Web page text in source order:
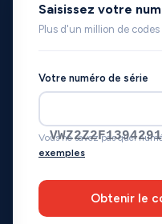
Saisissez votre
Plus d'un million de
Votre numéro de série
VWZ2Z2F1394291
Vous ne savez pas quel
exemples
Obtenir le